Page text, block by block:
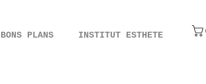
PLANS INSTITUT ESTHETE